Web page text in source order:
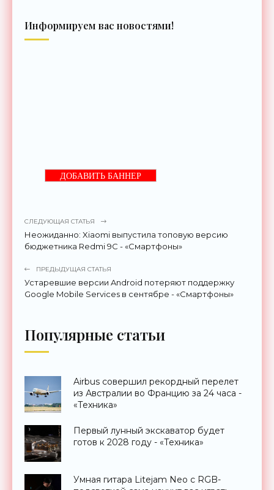
Информируем вас новостями!
ДОБАВИТЬ БАННЕР
СЛЕДУЮЩАЯ СТАТЬЯ
Неожиданно: Xiaomi выпустила топовую версию
бюджетника Redmi 9C - «Смартфоны»
ПРЕДЫДУЩАЯ СТАТЬЯ
Устаревшие версии Android потеряют поддержку
Google Mobile Services в сентябре - «Смартфоны»
Популярные статьи
Airbus совершил рекордный перелет
из Австралии во Францию за 24 часа -
«Техника»
Первый лунный экскаватор будет
готов к 2028 году - «Техника»
Умная гитара Litejam Neo с RGB-